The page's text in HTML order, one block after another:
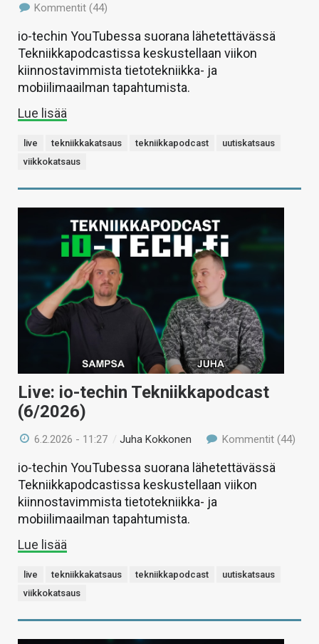
Kommentit (44)
io-techin YouTubessa suorana lähetettävässä
Tekniikkapodcastissa keskustellaan viikon
kiinnostavimmista tietotekniikka- ja
mobiilimaailman tapahtumista.
Lue lisää
live tekniikkakatsaus tekniikkapodcast
uutiskatsaus
viikkokatsaus
Live: io-techin Tekniikkapodcast
(6/2026)
6.2.2026 - 11:27 /Juha Kokkonen Kommentit (44)
io-techin YouTubessa suorana lähetettävässä
Tekniikkapodcastissa keskustellaan viikon
kiinnostavimmista tietotekniikka- ja
mobiilimaailman tapahtumista.
Lue lisää
live tekniikkakatsaus tekniikkapodcast
uutiskatsaus
viikkokatsaus